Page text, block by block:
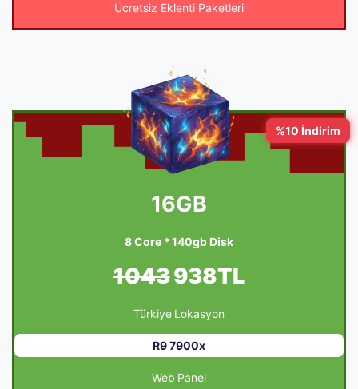
Ücretsiz Eklenti Paketleri
%10 İndirim
16GB
8 Core * 140gb Disk
1043938TL
Türkiye Lokasyon
R9 7900x
Web Panel